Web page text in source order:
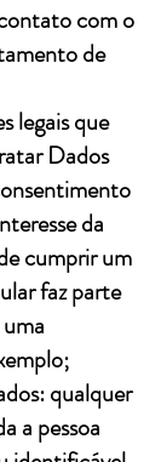
com o
de
legais que
Dados
da
cumprir um
faz parte
qualquer
a pessoa